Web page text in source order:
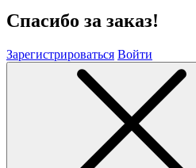
Спасибо за заказ!
Зарегистрироваться Войти